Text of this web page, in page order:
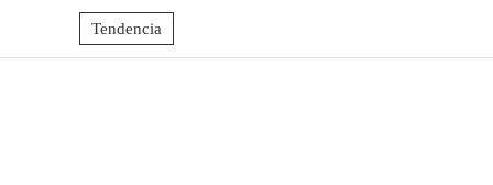
Tendencia